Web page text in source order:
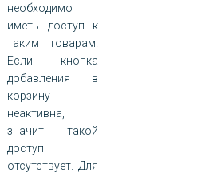
необходимо
иметь доступ к
таким товарам.
Если кнопка
добавления в
корзину
неактивна,
значит такой
доступ
отсутствует. Для